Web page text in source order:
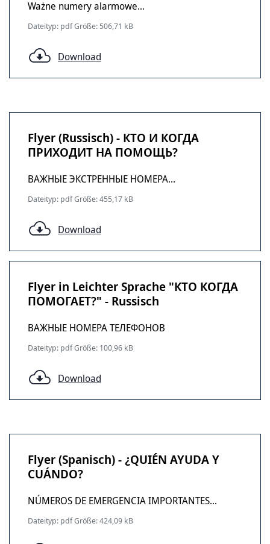
Ważne numery alarmowe...
Dateityp: pdf Größe: 506,71 kB
Download
Flyer (Russisch) - КТО И КОГДА
ПРИХОДИТ НА ПОМОЩЬ?
ВАЖНЫЕ ЭКСТРЕННЫЕ НОМЕРА...
Dateityp: pdf Größe: 455,17 kB
Download
Flyer in Leichter Sprache "КТО КОГДА
ПОМОГАЕТ?" - Russisch
ВАЖНЫЕ НОМЕРА ТЕЛЕФОНОВ
Dateityp: pdf Größe: 100,96 kB
Download
Flyer (Spanisch) - ¿QUIÉN AYUDA Y
CUÁNDO?
NÚMEROS DE EMERGENCIA IMPORTANTES...
Dateityp: pdf Größe: 424,09 kB